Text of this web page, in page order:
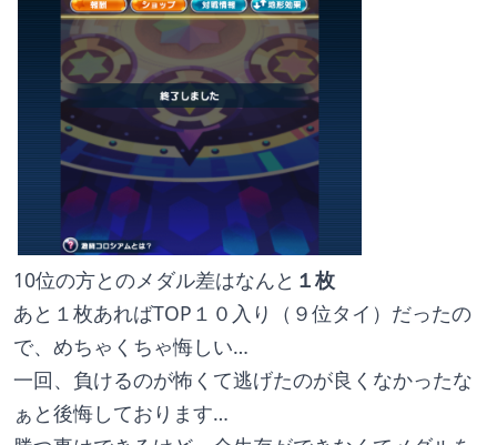
10位の方とのメダル差はなんと １枚
あと１枚あればTOP１０入り（９位タイ）だったの
で、めちゃくちゃ悔しい…
一回、負けるのが怖くて逃げたのが良くなかったな
ぁと後悔しております…